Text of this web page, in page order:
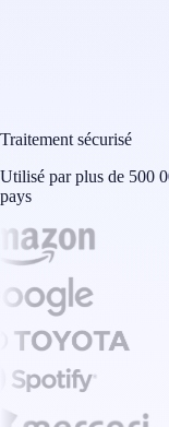
Traitement sécurisé
Utilisé par plus de 500
pays